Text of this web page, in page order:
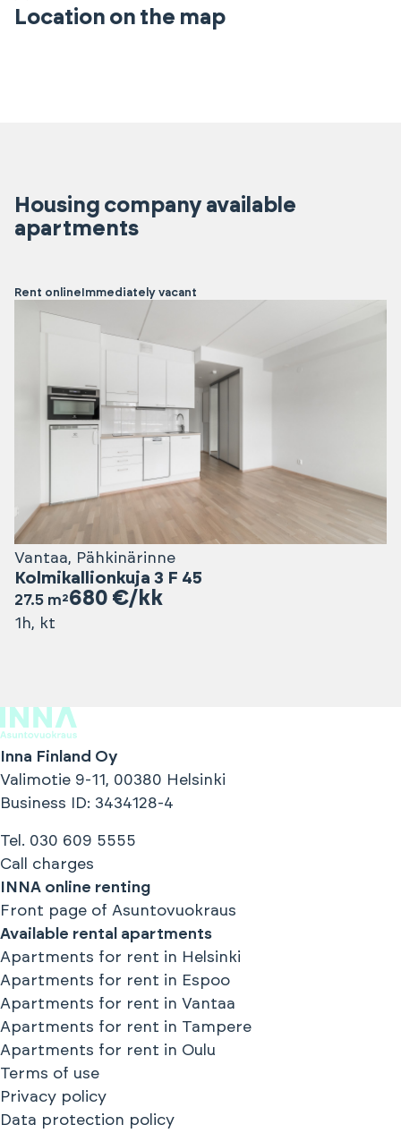
Location on the map
Housing company available
apartments
Rent online Immediately vacant
Vantaa, Pähkinärinne
Kolmikallionkuja 3 F 45
27.5 m²680 €/kk
1h, kt
Inna Finland Oy
Valimotie 9-11, 00380 Helsinki
Business ID: 3434128-4
Tel. 030 609 5555
Call charges
INNA online renting
Front page of Asuntovuokraus
Available rental apartments
Apartments for rent in Helsinki
Apartments for rent in Espoo
Apartments for rent in Vantaa
Apartments for rent in Tampere
Apartments for rent in Oulu
Terms of use
Privacy policy
Data protection policy